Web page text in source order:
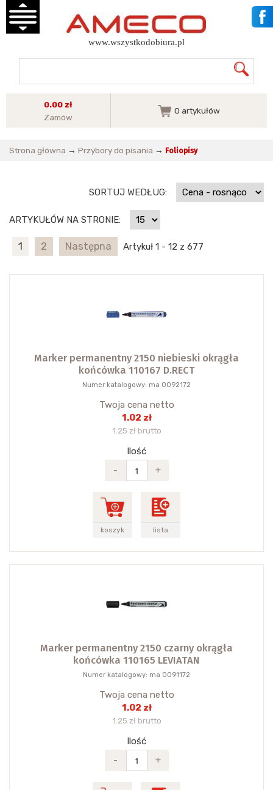
www.wszystkodobiura.pl
0.00 zł
Zamów
0 artykułów
Strona główna → Przybory do pisania → Foliopisy
SORTUJ WEDŁUG:
ARTYKUŁÓW NA STRONIE:
1 2 Następna Artykuł 1 - 12 z 677
Marker permanentny 2150 niebieski okrągła
końcówka 110167 D.RECT
Numer katalogowy: ma 0092172
Twoja cena netto
1.02 zł
1.25 zł brutto
Ilość
-
+
koszyk lista
Marker permanentny 2150 czarny okrągła
końcówka 110165 LEVIATAN
Numer katalogowy: ma 0091172
Twoja cena netto
1.02 zł
1.25 zł brutto
Ilość
-
+